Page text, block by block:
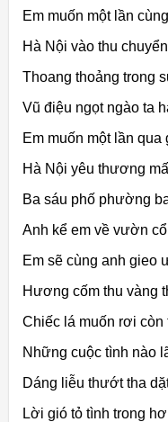
Em muốn một lần
Hà Nội vào thu
Thoang thoảng trong
Vũ điệu ngọt ngào ta
Em muốn một lần qua
Hà Nội yêu thương
Ba sáu phố phường
Anh kể em về vườn
Em sẽ cùng anh gieo
Hương cốm thu vàng
Chiếc lá muốn rơi còn
Những cuộc tình nào
Dáng liễu thướt tha
Lời gió tỏ tình trong